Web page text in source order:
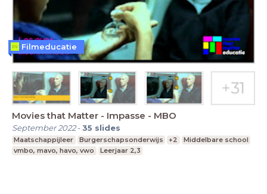
Movies that Matter - Impasse - MBO
September 2022-35 slides
Maatschappijleer Burgerschapsonderwijs +2
Middelbare school
vmbo, mavo, havo, vwo
Leerjaar 2,3
Filmeducatie